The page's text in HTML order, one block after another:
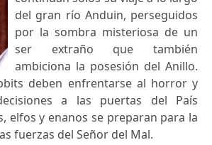
del gran río Anduin, perseguidos
por la sombra misteriosa de un
ser extraño que también
ambiciona la posesión del Anillo.
deben enfrentarse al horror y
a las puertas del País
elfos y enanos se preparan para la
fuerzas del Señor del Mal.